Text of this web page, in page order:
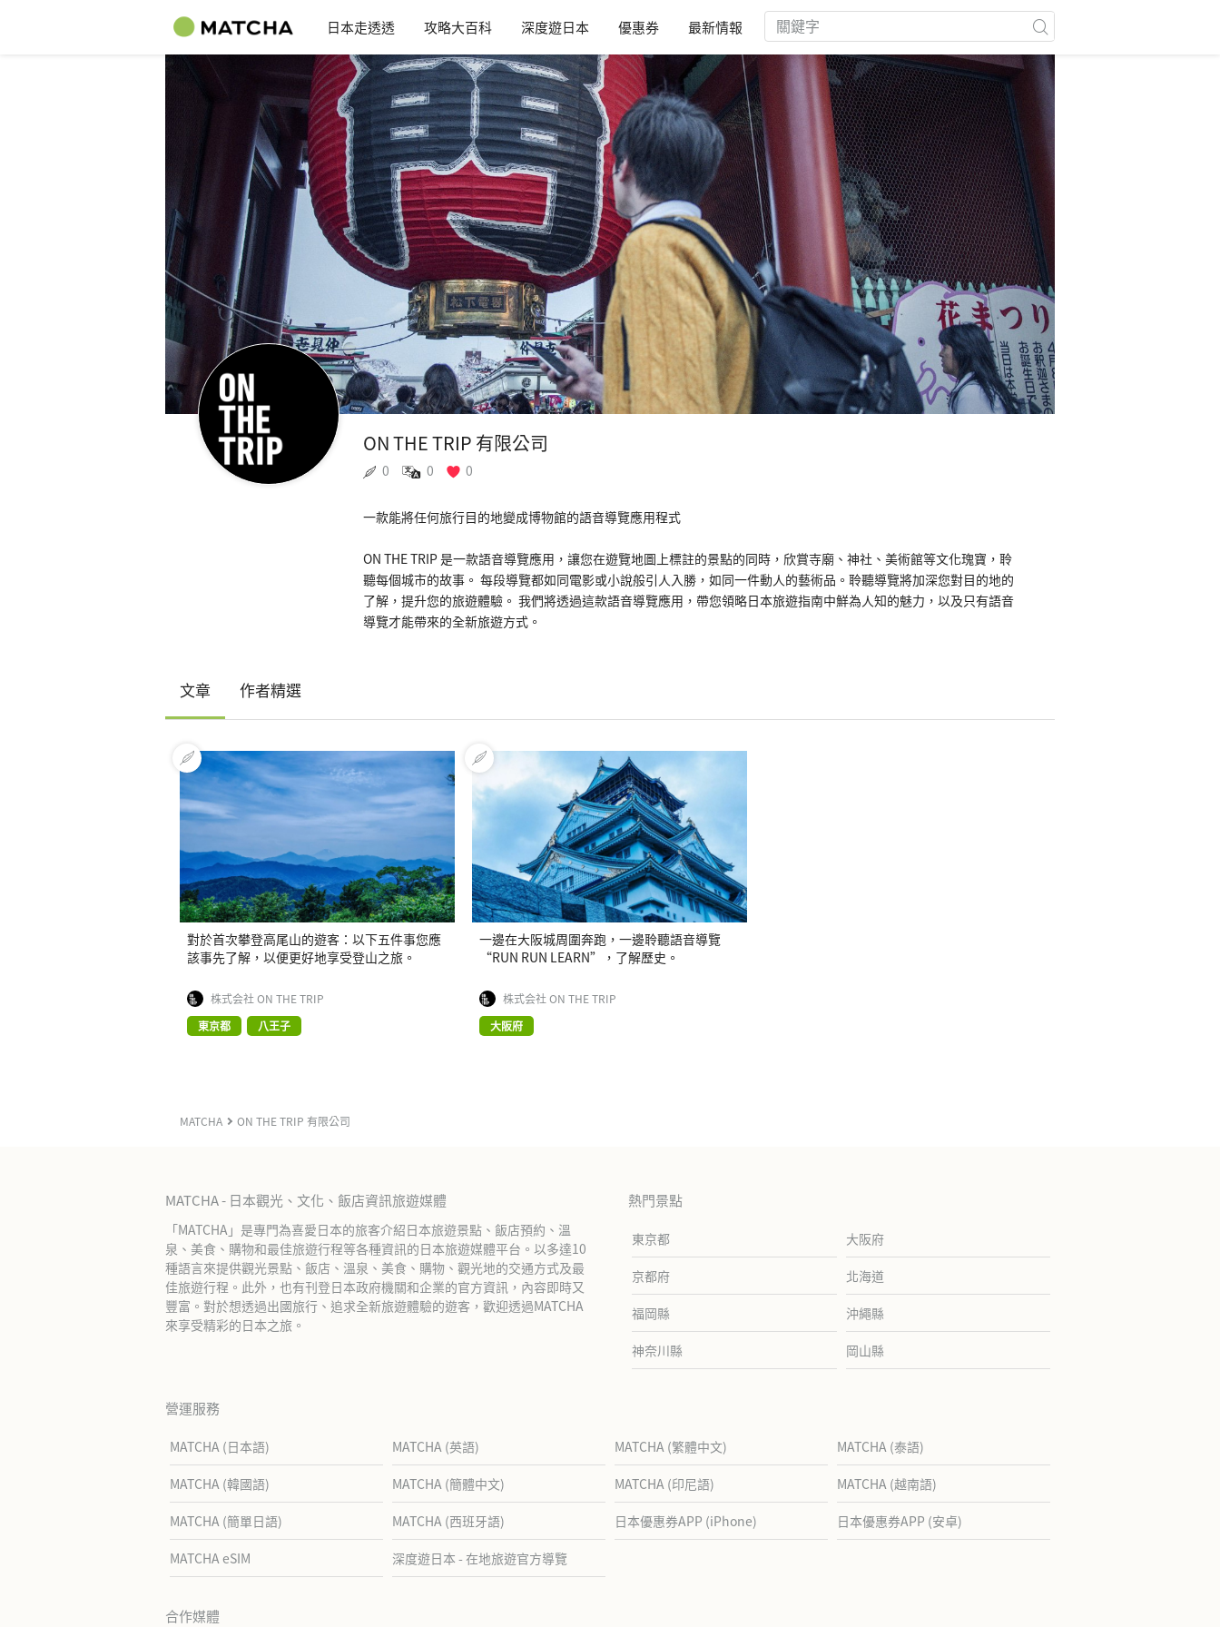
日本走透透 攻略大百科 深度遊日本 優惠券 最新情報
MATCHA ON THE TRIP 有限公司
ON THE TRIP 有限公司
0 0 0
一款能將任何旅行目的地變成博物館的語音導覽應用程式
ON THE TRIP 是一款語音導覽應用，讓您在遊覽地圖上標註的景點的同時，欣賞寺廟、神社、美術館等文化瑰寶，聆
聽每個城市的故事。 每段導覽都如同電影或小說般引人入勝，如同一件動人的藝術品。聆聽導覽將加深您對目的地的
了解，提升您的旅遊體驗。 我們將透過這款語音導覽應用，帶您領略日本旅遊指南中鮮為人知的魅力，以及只有語音
導覽才能帶來的全新旅遊方式。
文章 作者精選
對於首次攀登高尾山的遊客：以下五件事您應
該事先了解，以便更好地享受登山之旅。
株式会社 ON THE TRIP
東京都
八王子
一邊在大阪城周圍奔跑，一邊聆聽語音導覽
“RUN RUN LEARN”，了解歷史。
株式会社 ON THE TRIP
大阪府
MATCHA - 日本觀光、文化、飯店資訊旅遊媒體
「MATCHA」是專門為喜愛日本的旅客介紹日本旅遊景點、飯店預約、溫
泉、美食、購物和最佳旅遊行程等各種資訊的日本旅遊媒體平台。以多達10
種語言來提供觀光景點、飯店、溫泉、美食、購物、觀光地的交通方式及最
佳旅遊行程。此外，也有刊登日本政府機關和企業的官方資訊，內容即時又
豐富。對於想透過出國旅行、追求全新旅遊體驗的遊客，歡迎透過MATCHA
來享受精彩的日本之旅。
熱門景點
東京都 大阪府
京都府 北海道
福岡縣 沖繩縣
神奈川縣 岡山縣
營運服務
MATCHA (日本語) MATCHA (英語) MATCHA (繁體中文) MATCHA (泰語)
MATCHA (韓國語) MATCHA (簡體中文) MATCHA (印尼語) MATCHA (越南語)
MATCHA (簡單日語) MATCHA (西班牙語) 日本優惠券APP (iPhone) 日本優惠券APP (安卓)
MATCHA eSIM 深度遊日本 - 在地旅遊官方導覽
合作媒體